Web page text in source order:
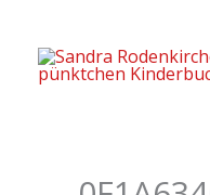
springen